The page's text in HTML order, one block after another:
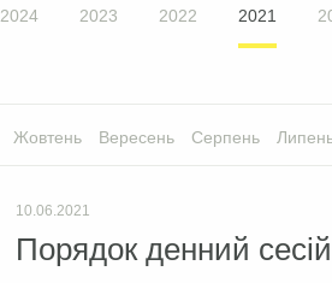
2024 2023 2022 2021
Жовтень Вересень Серпень
10.06.2021
Порядок денний